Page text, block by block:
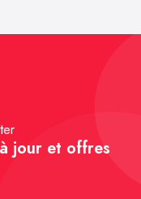
jour et offres